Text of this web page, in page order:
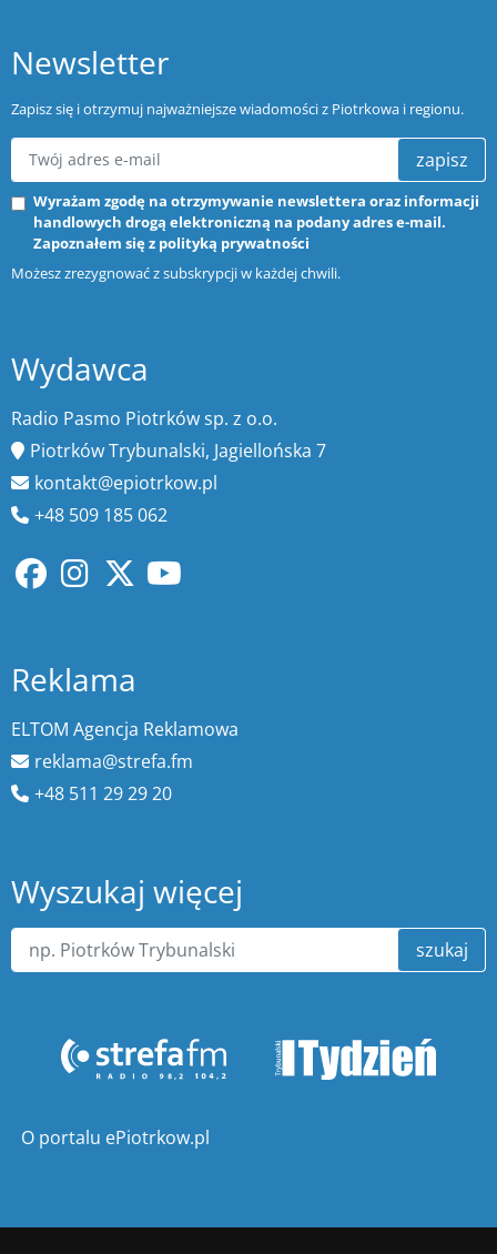
Newsletter
Zapisz się i otrzymuj najważniejsze wiadomości z Piotrkowa i regionu.
zapisz
Wyrażam zgodę na otrzymywanie newslettera oraz informacji
handlowych drogą elektroniczną na podany adres e-mail.
Zapoznałem się z polityką prywatności
Możesz zrezygnować z subskrypcji w każdej chwili.
Wydawca
Radio Pasmo Piotrków sp. z o.o.
Piotrków Trybunalski, Jagiellońska 7
kontakt@epiotrkow.pl
+48 509 185 062
Reklama
ELTOM Agencja Reklamowa
reklama@strefa.fm
+48 511 29 29 20
Wyszukaj więcej
szukaj
O portalu ePiotrkow.pl